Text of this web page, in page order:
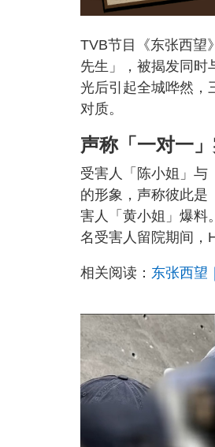
TVB节目《东张西望
先生」，被揭发同时
光后引起全城哗然，
对质。
声称「一对一
受害人「陈小姐」与
的形象，声称彼此是
害人「黄小姐」爆料
名受害人留院期间，
相关阅读： 东张西望